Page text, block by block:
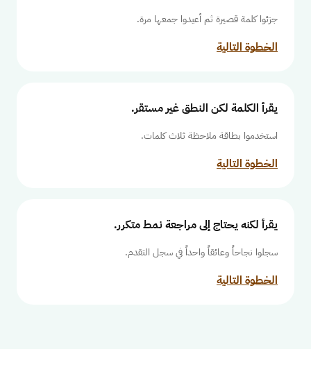
جزئوا كلمة قصيرة ثم أعيدوا جمعها مرة.
الخطوة التالية
يقرأ الكلمة لكن النطق غير مستقر.
استخدموا بطاقة ملاحظة ثلاث كلمات.
الخطوة التالية
يقرأ لكنه يحتاج إلى مراجعة نمط متكرر.
سجلوا نجاحاً وعائقاً واحداً في سجل التقدم.
الخطوة التالية